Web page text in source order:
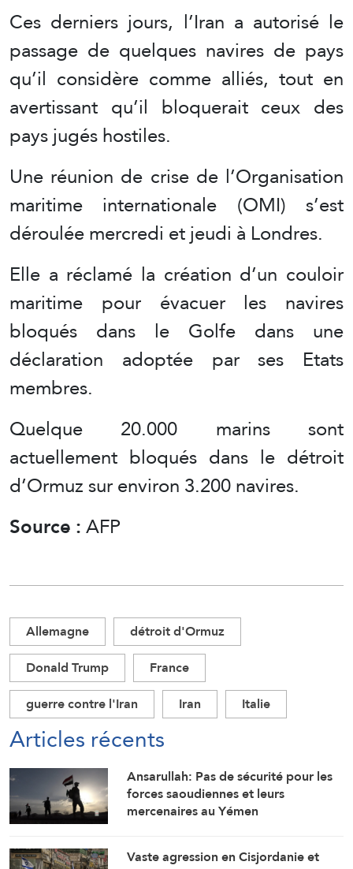
Ces derniers jours, l’Iran a autorisé le
passage de quelques navires de pays
qu’il considère comme alliés, tout en
avertissant qu’il bloquerait ceux des
pays jugés hostiles.
Une réunion de crise de l’Organisation
maritime internationale (OMI) s’est
déroulée mercredi et jeudi à Londres.
Elle a réclamé la création d’un couloir
maritime pour évacuer les navires
bloqués dans le Golfe dans une
déclaration adoptée par ses Etats
membres.
Quelque 20.000 marins sont
actuellement bloqués dans le détroit
d’Ormuz sur environ 3.200 navires.
Source :AFP
Allemagne
détroit d'Ormuz
Donald Trump
France
guerre contre l'Iran
Iran Italie
Articles récents
Ansarullah: Pas de sécurité pour les
forces saoudiennes et leurs
mercenaires au Yémen
Vaste agression en Cisjordanie et